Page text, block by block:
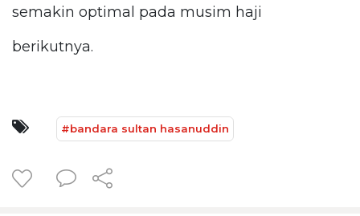
semakin optimal pada musim haji
berikutnya.
#bandara sultan hasanuddin